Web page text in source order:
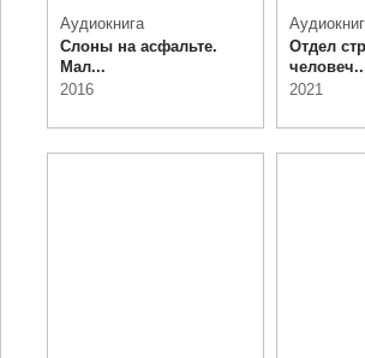
Аудиокнига
Слоны на асфальте.
Мал...
2016
Отдел
2021